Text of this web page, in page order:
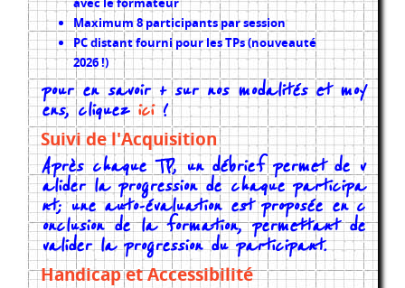
Maximum 8 participants par session
PC distant fourni pour les TPs (nouveauté
2026 !)
pour en savoir + sur nos modalités et moy
ens, cliquezici!
Suivi de l'Acquisition
Après chaque TP, un débrief permet de v
alider la progression de chaque participa
nt; une auto-évaluation est proposée en c
onclusion de la formation, permettant de
valider la progression du participant.
Handicap et Accessibilité